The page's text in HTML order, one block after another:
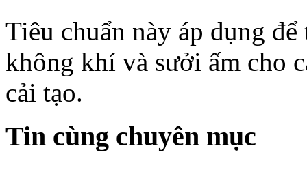
Tiêu chuẩn này áp dụng
không khí và sưởi ấm cho
cải tạo.
Tin cùng chuyên mục